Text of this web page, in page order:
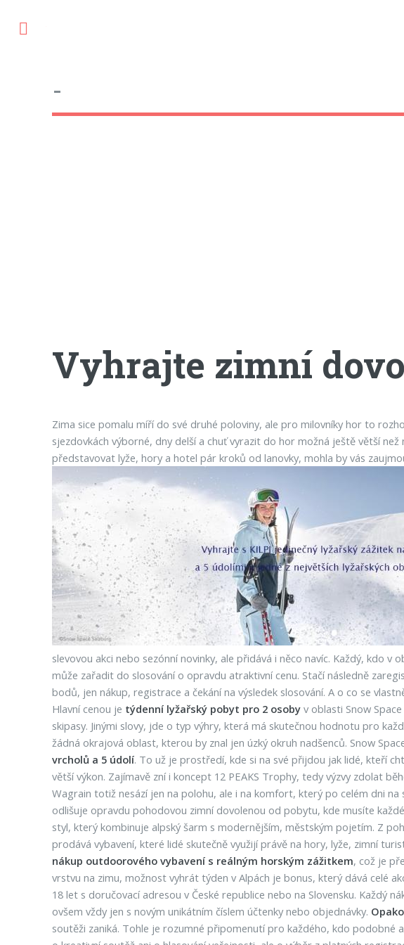
-
Vyhrajte zimní
Zima sice pomalu míří do své druhé poloviny, ale pro milovníky hor to
sjezdovkách výborné, dny delší a chuť vyrazit do hor možná ještě větší
představovat lyže, hory a hotel pár kroků od lanovky, mohla by vás
slevovou akci nebo sezónní novinky, ale přidává i něco navíc. Každý, kdo v
může zařadit do slosování o opravdu atraktivní cenu. Stačí následně
bodů, jen nákup, registrace a čekání na výsledek slosování. A o co se
Hlavní cenou je týdenní lyžařský pobyt pro 2 osobyv oblasti Snow
skipasy. Jinými slovy, jde o typ výhry, která má skutečnou hodnotu pro
žádná okrajová oblast, kterou by znal jen úzký okruh nadšenců. Snow
vrcholů a 5 údolí. To už je prostředí, kde si na své přijdou jak lidé, kteří
větší výkon. Zajímavě zní i koncept 12 PEAKS Trophy, tedy výzvy zdolat
Wagrain totiž nesází jen na polohu, ale i na komfort, který po celém dni na
odlišuje opravdu pohodovou zimní dovolenou od pobytu, kde musíte
styl, který kombinuje alpský šarm s modernějším, městským pojetím. Z
prodává vybavení, které lidé skutečně využijí právě na hory, lyže, zimní
nákup outdoorového vybavení s reálným horským zážitkem, což je
vrstvu na zimu, možnost vyhrát týden v Alpách je bonus, který dává celé
18 let s doručovací adresou v České republice nebo na Slovensku.
ovšem vždy jen s novým unikátním číslem účtenky nebo objednávky.
soutěži zaniká. Tohle je rozumné připomenutí pro každého, kdo podobné